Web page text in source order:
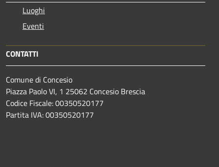
Luoghi
Eventi
CONTATTI
Comune di Concesio
Piazza Paolo VI, 1 25062 Concesio Brescia
Codice Fiscale: 00350520177
Partita IVA: 00350520177